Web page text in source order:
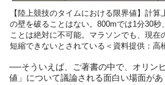
【陸上競技のタイムにおける限界値】計
の壁を破ることはない。800mでは1分30秒
ことは絶対に不可能。マラソンでも、現在
短縮できないとされている＜資料提供：高
──そういえば、ご著書の中で、オリン
値」について議論される面白い場面があ